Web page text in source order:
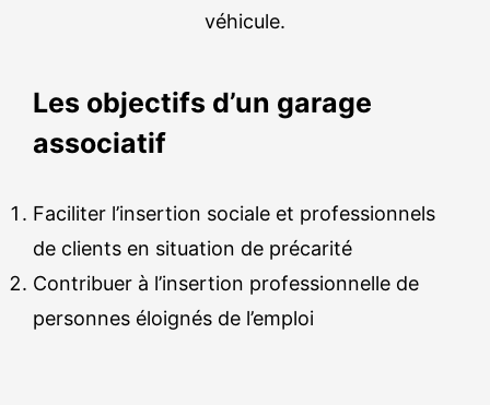
véhicule.
Les objectifs d’un garage
associatif
Faciliter l’insertion sociale et professionnels
de clients en situation de précarité
Contribuer à l’insertion professionnelle de
personnes éloignés de l’emploi